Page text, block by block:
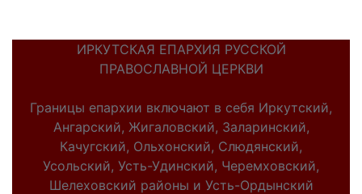
ИРКУТСКАЯ ЕПАРХИЯ РУССКОЙ
ПРАВОСЛАВНОЙ ЦЕРКВИ
Границы епархии включают в себя Иркутский,
Ангарский, Жигаловский, Заларинский,
Качугский, Ольхонский, Слюдянский,
Усольский, Усть-Удинский, Черемховский,
Шелеховский районы и Усть-Ордынский